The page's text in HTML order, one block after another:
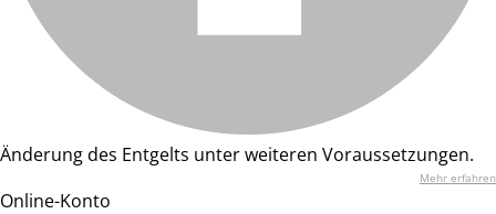
Änderung des Entgelts unter weiteren Voraussetzungen.
Mehr erfahren
Online-Konto